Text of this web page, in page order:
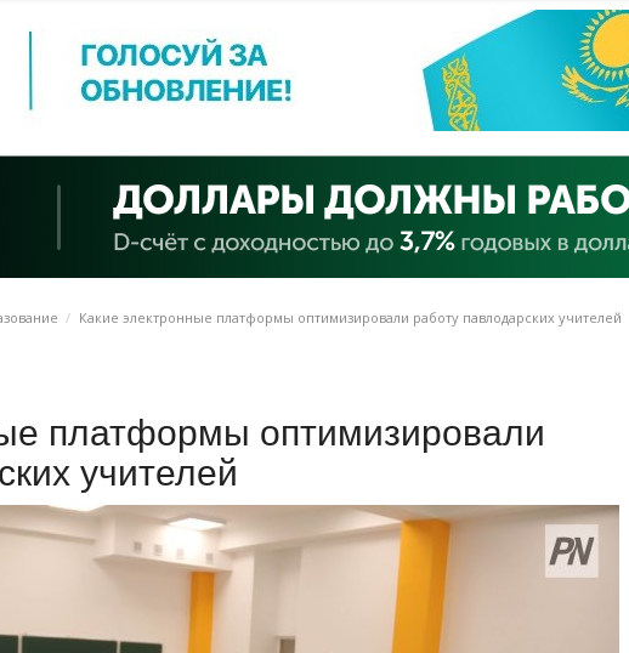
Какие электронные платформы оптимизировали работу павлодарских учителей
платформы оптимизировали
учителей